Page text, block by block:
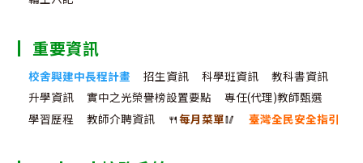
重要資訊
校舍興建中長程計畫 招生資訊 科學班資訊
教科書資訊
升學資訊
實中之光榮譽榜設置要點
專任(代理)教師甄選
學習歷程
教師介聘資訊 🍴每月菜單🥢 臺灣全民安全指引